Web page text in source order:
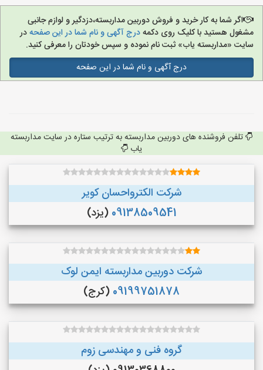
اگر شما به کار خرید و فروش دوربین مداربسته،دزدگیر و لوازم جانبی
مشغول هستید با کلیک روی دکمهدرج آگهی و نام شما در این صفحهدر
سایت «مداربسته یاب» ثبت نام نموده و سپس خودتان را معرفی کنید.
درج آگهی و نام شما در این صفحه
تلفن فروشنده های دوربین مداربسته به ترتیب ستاره در سایت مداربسته
یاب
شرکت الکترواحسان کویر
09138509541 (یزد)
شرکت دوربین مداربسته ایمن لوک
09199751878 (کرج)
گروه فنی و مهندسی زوم